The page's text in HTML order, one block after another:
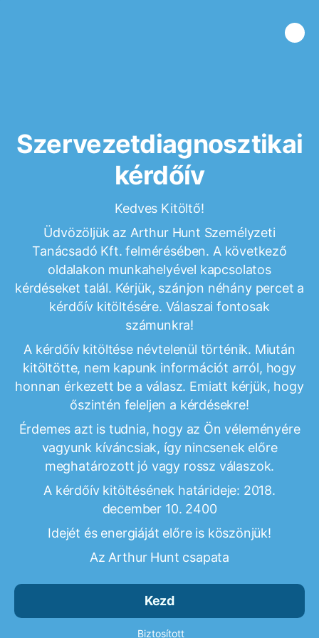
Szervezetdiagnosztikai
kérdőív
Kedves Kitöltő!
Üdvözöljük az Arthur Hunt Személyzeti
Tanácsadó Kft. felmérésében. A következő
oldalakon munkahelyével kapcsolatos
kérdéseket talál. Kérjük, szánjon néhány percet a
kérdőív kitöltésére. Válaszai fontosak
számunkra!
A kérdőív kitöltése névtelenül történik. Miután
kitöltötte, nem kapunk információt arról, hogy
honnan érkezett be a válasz. Emiatt kérjük, hogy
őszintén feleljen a kérdésekre!
Érdemes azt is tudnia, hogy az Ön véleményére
vagyunk kíváncsiak, így nincsenek előre
meghatározott jó vagy rossz válaszok.
A kérdőív kitöltésének határideje: 2018.
december 10. 2400
Idejét és energiáját előre is köszönjük!
Az Arthur Hunt csapata
Kezd
Biztosított